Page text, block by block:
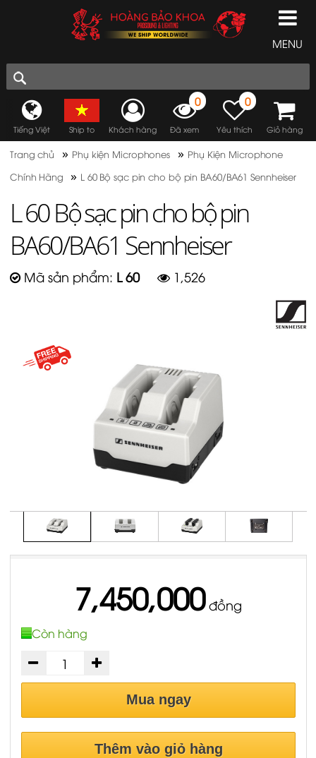
MENU
Tiếng Việt Ship to Khách hàng
0
Đã xem
0
Yêu thích Giỏ hàng
Trang chủ » Phụ kiện Microphones » Phụ Kiện Microphone
Chính Hãng
» L 60 Bộ sạc pin cho bộ pin BA60/BA61 Sennheiser
L 60 Bộ sạc pin cho bộ pin
BA60/BA61 Sennheiser
Mã sản phẩm: L 60 1,526
7,450,000đồng
Còn hàng
Mua ngay
Thêm vào giỏ hàng